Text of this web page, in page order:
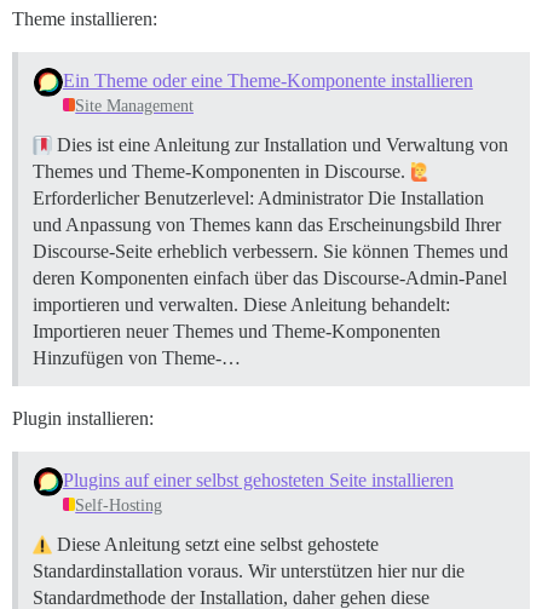
Theme installieren:
Ein Theme oder eine Theme-Komponente installieren
Site Management
Dies ist eine Anleitung zur Installation und Verwaltung von
Themes und Theme-Komponenten in Discourse.
Erforderlicher Benutzerlevel: Administrator Die Installation
und Anpassung von Themes kann das Erscheinungsbild Ihrer
Discourse-Seite erheblich verbessern. Sie können Themes und
deren Komponenten einfach über das Discourse-Admin-Panel
importieren und verwalten. Diese Anleitung behandelt:
Importieren neuer Themes und Theme-Komponenten
Hinzufügen von Theme-…
Plugin installieren:
Plugins auf einer selbst gehosteten Seite installieren
Self-Hosting
Diese Anleitung setzt eine selbst gehostete
Standardinstallation voraus. Wir unterstützen hier nur die
Standardmethode der Installation, daher gehen diese